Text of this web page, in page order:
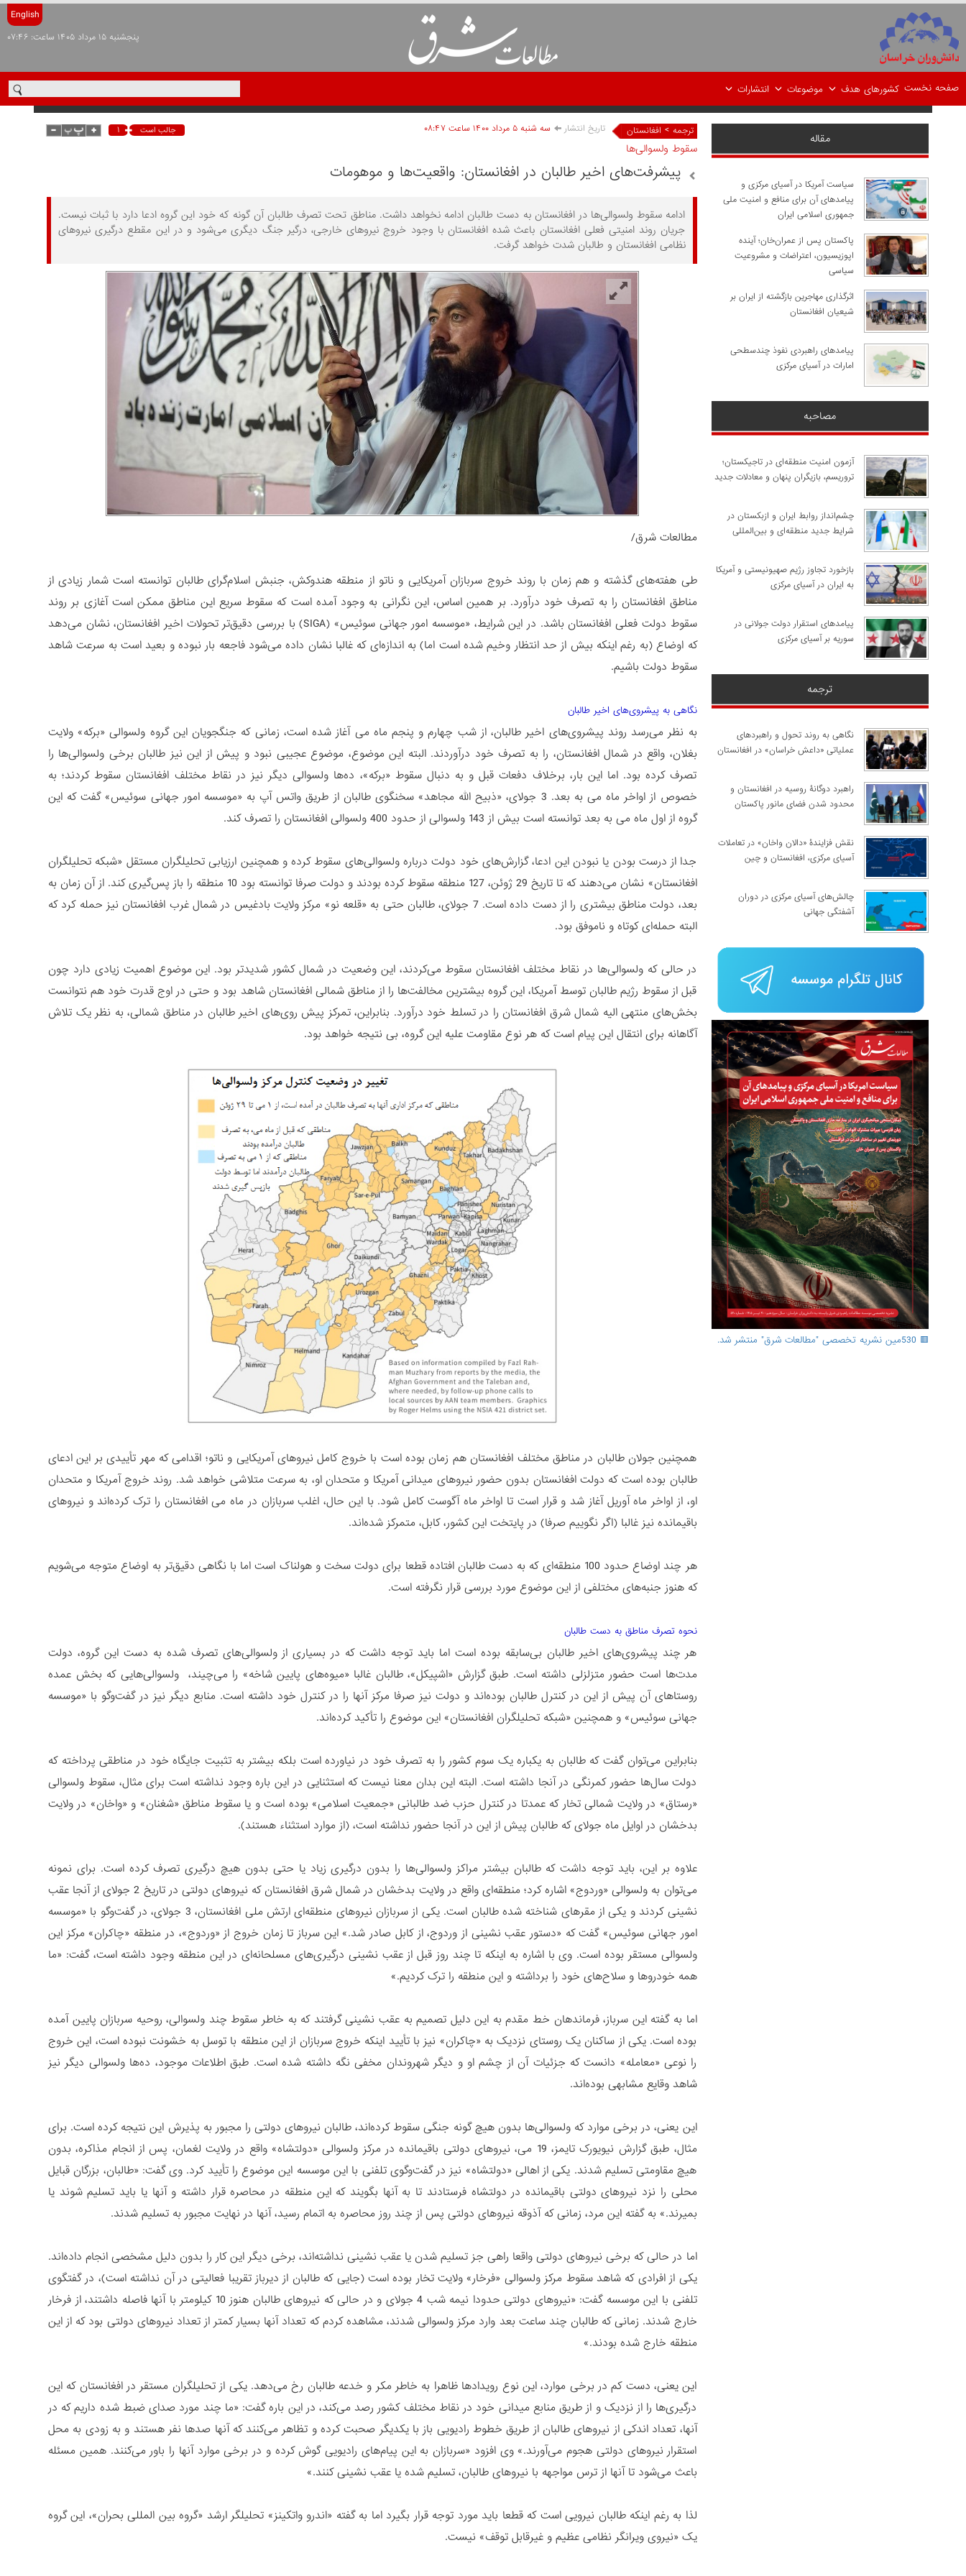
English
پنجشنبه ۱۵ مرداد ۱۴۰۵ ساعت: ۰۷:۴۶
صفحه نخست کشورهای هدف موضوعات انتشارات
ترجمه > افغانستان تاریخ انتشار سه شنبه ۵ مرداد ۱۴۰۰ ساعت ۰۸:۴۷ جالب است ۱
سقوط ولسوالی‌ها
پیشرفت‌های اخیر طالبان در افغانستان: واقعیت‌ها و موهومات
ادامه سقوط ولسوالی‌ها در افغانستان به دست طالبان ادامه نخواهد داشت. مناطق تحت تصرف طالبان آن گونه که خود این گروه ادعا دارد با ثبات نیست.
جریان روند امنیتی فعلی افغانستان باعث شده افغانستان با وجود خروج نیروهای خارجی، درگیر جنگ دیگری می‌شود و در این مقطع درگیری نیروهای
نظامی افغانستان و طالبان شدت خواهد گرفت.
مطالعات شرق/
طی هفته‌های گذشته و هم زمان با روند خروج سربازان آمریکایی و ناتو از منطقه هندوکش، جنبش اسلام‌گرای طالبان توانسته است شمار زیادی از
مناطق افغانستان را به تصرف خود درآورد. بر همین اساس، این نگرانی به وجود آمده است که سقوط سریع این مناطق ممکن است آغازی بر روند
سقوط دولت فعلی افغانستان باشد. در این شرایط، «موسسه امور جهانی سوئیس» (SIGA) با بررسی دقیق‌تر تحولات اخیر افغانستان، نشان می‌دهد
که اوضاع (به رغم اینکه بیش از حد انتظار وخیم شده است اما) به اندازه‌ای که غالبا نشان داده می‌شود فاجعه بار نبوده و بعید است به سرعت شاهد
سقوط دولت باشیم.
نگاهی به پیشر‌وی‌های اخیر طالبان
به نظر می‌رسد روند پیشروی‌های اخیر طالبان، از شب چهارم و پنجم ماه می آغاز شده است، زمانی که جنگجویان این گروه ولسوالی «برکه» ولایت
بغلان، واقع در شمال افغانستان، را به تصرف خود درآوردند. البته این موضوع، موضوع عجیبی نبود و پیش از این نیز طالبان برخی ولسوالی‌ها را
تصرف کرده بود. اما این بار، برخلاف دفعات قبل و به دنبال سقوط «برکه»، ده‌ها ولسوالی دیگر نیز در نقاط مختلف افغانستان سقوط کردند؛ به
خصوص از اواخر ماه می به بعد. 3 جولای، «ذبیح الله مجاهد» سخنگوی طالبان از طریق واتس آپ به «موسسه امور جهانی سوئیس» گفت که این
گروه از اول ماه می به بعد توانسته است بیش از 143 ولسوالی از حدود 400 ولسوالی افغانستان را تصرف کند.
جدا از درست بودن یا نبودن این ادعا، گزارش‌های خود دولت درباره ولسوالی‌های سقوط کرده و همچنین ارزیابی تحلیلگران مستقل «شبکه تحلیلگران
افغانستان» نشان می‌دهند که تا تاریخ 29 ژوئن، 127 منطقه سقوط کرده بودند و دولت صرفا توانسته بود 10 منطقه را باز پس‌گیری کند. از آن زمان به
بعد، دولت مناطق بیشتری را از دست داده است. 7 جولای، طالبان حتی به «قلعه نو» مرکز ولایت بادغیس در شمال غرب افغانستان نیز حمله کرد که
البته حمله‌ای کوتاه و ناموفق بود.
در حالی که ولسوالی‌ها در نقاط مختلف افغانستان سقوط می‌کردند، این وضعیت در شمال کشور شدیدتر بود. این موضوع اهمیت زیادی دارد چون
قبل از سقوط رژیم‌ طالبان توسط آمریکا، این گروه بیشترین مخالفت‌ها را از مناطق شمالی افغانستان شاهد بود و حتی در اوج قدرت خود هم نتوانست
بخش‌های منتهی الیه شمال شرق افغانستان را در تسلط خود درآورد. بنابراین، تمرکز پیش روی‌های اخیر طالبان در مناطق شمالی، به نظر یک تلاش
آگاهانه برای انتقال این پیام است که هر نوع مقاومت علیه این گروه، بی نتیجه خواهد بود.
همچنین جولان طالبان در مناطق مختلف افغانستان هم زمان بوده است با خروج کامل نیروهای آمریکایی و ناتو؛ اقدامی که مهر تأییدی بر این ادعای
طالبان بوده است که دولت افغانستان بدون حضور نیروهای میدانی آمریکا و متحدان او، به سرعت متلاشی خواهد شد. روند خروج آمریکا و متحدان
او، از اواخر ماه آوریل آغاز شد و قرار است تا اواخر ماه آگوست کامل شود. با این حال، اغلب سربازان در ماه می افغانستان را ترک کرده‌اند و نیروهای
باقیمانده نیز غالبا (اگر نگوییم صرفا) در پایتخت این کشور، کابل، متمرکز شده‌اند.
هر چند اوضاع حدود 100 منطقه‌ای که به دست طالبان افتاده قطعا برای دولت سخت و هولناک است اما با نگاهی دقیق‌تر به اوضاع متوجه می‌شویم
که هنوز جنبه‌های مختلفی از این موضوع مورد بررسی قرار نگرفته است.
نحوه تصرف مناطق به دست طالبان
هر چند پیشروی‌های اخیر طالبان بی‌سابقه بوده است اما باید توجه داشت که در بسیاری از ولسوالی‌های تصرف شده به دست این گروه، دولت
مدت‌ها است حضور متزلزلی داشته است. طبق گزارش «اشپیکل»، طالبان غالبا «میوه‌های پایین شاخه» را می‌چیند، ولسوالی‌هایی که بخش عمده
روستاهای آن پیش از این در کنترل طالبان بوده‌اند و دولت نیز صرفا مرکز آنها را در کنترل خود داشته است. منابع دیگر نیز در گفت‌وگو با «موسسه
جهانی سوئیس» و همچنین «شبکه تحلیلگران افغانستان» این موضوع را تأکید کرده‌اند.
بنابراین می‌توان گفت که طالبان به یکباره یک سوم کشور را به تصرف خود در نیاورده است بلکه بیشتر به تثبیت جایگاه خود در مناطقی پرداخته که
دولت سال‌ها حضور کمرنگی در آنجا داشته است. البته این بدان معنا نیست که استثنایی در این باره وجود نداشته است برای مثال، سقوط ولسوالی
«رستاق» در ولایت شمالی تخار که عمدتا در کنترل حزب ضد طالبانی «جمعیت اسلامی» بوده است و یا سقوط مناطق «شغنان» و «واخان» در ولایت
بدخشان در اوایل ماه جولای که طالبان پیش از این در آنجا حضور نداشته است، (از موارد استثناء هستند).
علاوه بر این، باید توجه داشت که طالبان بیشتر مراکز ولسوالی‌ها را بدون درگیری زیاد یا حتی بدون هیچ درگیری تصرف کرده است. برای نمونه
می‌توان به ولسوالی «وردوج» اشاره کرد؛ منطقه‌ای واقع در ولایت بدخشان در شمال شرق افغانستان که نیروهای دولتی در تاریخ 2 جولای از آنجا عقب
نشینی کردند و یکی از مقرهای شناخته شده طالبان است. یکی از سربازان نیروهای منطقه‌ای ارتش ملی افغانستان، 3 جولای، در گفت‌وگو با «موسسه
امور جهانی سوئیس» گفت که «دستور عقب نشینی از وردوج، از کابل صادر شد.» این سرباز تا زمان خروج از «وردوج»، در منطقه «چاکران» مرکز این
ولسوالی مستقر بوده است. وی با اشاره به اینکه تا چند روز قبل از عقب نشینی درگیری‌های مسلحانه‌ای در این منطقه وجود داشته است، گفت: «ما
همه خودروها و سلاح‌های خود را برداشته و این منطقه را ترک کردیم.»
اما به گفته این سرباز، فرماندهان خط مقدم به این دلیل تصمیم به عقب نشینی گرفتند که به خاطر سقوط چند ولسوالی، روحیه سربازان پایین آمده
بوده است. یکی از ساکنان یک روستای نزدیک به «چاکران» نیز با تأیید اینکه خروج سربازان از این منطقه با توسل به خشونت نبوده است، این خروج
را نوعی «معامله» دانست که جزئیات آن از چشم او و دیگر شهروندان مخفی نگه داشته شده است. طبق اطلاعات موجود، ده‌ها ولسوالی دیگر نیز
شاهد وقایع مشابهی بوده‌اند.
این یعنی، در برخی موارد که ولسوالی‌ها بدون هیچ گونه جنگی سقوط کرده‌اند، طالبان نیروهای دولتی را مجبور به پذیرش این نتیجه کرده است. برای
مثال، طبق گزارش نیویورک تایمز، 19 می، نیروهای دولتی باقیمانده در مرکز ولسوالی «دولتشاه» واقع در ولایت لغمان، پس از انجام مذاکره، بدون
هیچ مقاومتی تسلیم شدند. یکی از اهالی «دولتشاه» نیز در گفت‌وگوی تلفنی با این موسسه این موضوع را تأیید کرد. وی گفت: «طالبان، بزرگان قبایل
محلی را نزد نیروهای دولتی باقیمانده در دولتشاه فرستادند تا به آنها بگویند که این منطقه در محاصره قرار داشته و آنها یا باید تسلیم شوند یا
بمیرند.» به گفته این مرد، زمانی که آذوقه نیروهای دولتی پس از چند روز محاصره به اتمام رسید، آنها در نهایت مجبور به تسلیم شدند.
اما در حالی که برخی نیروهای دولتی واقعا راهی جز تسلیم شدن یا عقب نشینی نداشته‌اند، برخی دیگر این کار را بدون دلیل مشخصی انجام داده‌اند.
یکی از افرادی که شاهد سقوط مرکز ولسوالی «فرخار» ولایت تخار بوده است (جایی که طالبان از دیرباز تقریبا فعالیتی در آن نداشته است)، در گفتگوی
تلفنی با این موسسه گفت: «نیروهای دولتی حدودا نیمه شب 4 جولای و در حالی که نیروهای طالبان هنوز 10 کیلومتر با آنها فاصله داشتند، از فرخار
خارج شدند. زمانی که طالبان چند ساعت بعد وارد مرکز ولسوالی شدند، مشاهده کردم که تعداد آنها بسیار کمتر از تعداد نیروهای دولتی بود که از این
منطقه خارج شده بودند.»
این یعنی، دست کم در برخی موارد، این نوع رویدادها ظاهرا به خاطر مکر و خدعه طالبان رخ می‌دهد. یکی از تحلیلگران مستقر در افغانستان که این
درگیری‌ها را از نزدیک و از طریق منابع میدانی خود در نقاط مختلف کشور رصد می‌کند، در این باره گفت: «ما چند مورد صدای ضبط شده داریم که در
آنها، تعداد اندکی از نیروهای طالبان از طریق خطوط رادیویی باز با یکدیگر صحبت کرده و تظاهر می‌کنند که آنها صدها نفر هستند و به زودی به محل
استقرار نیروهای دولتی هجوم می‌آورند.» وی افزود «سربازان به این پیام‌های رادیویی گوش کرده و در برخی موارد آنها را باور می‌کنند. همین مسئله
باعث می‌شود تا آنها از ترس مواجهه با نیروهای طالبان، تسلیم شده یا عقب نشینی کنند.»
لذا به رغم اینکه طالبان نیرویی است که قطعا باید مورد توجه قرار بگیرد اما به گفته «اندرو واتکینز» تحلیلگر ارشد «گروه بین المللی بحران»، این گروه
یک «نیروی ویرانگر نظامی عظیم و غیرقابل توقف» نیست.
مقاله
سیاست آمریکا در آسیای مرکزی و
پیامدهای آن برای منافع و امنیت ملی
جمهوری اسلامی ایران
پاکستان پس از عمران‌خان؛ آینده
اپوزیسیون، اعتراضات و مشروعیت
سیاسی
اثرگذاری مهاجرین بازگشته از ایران بر
شیعیان افغانستان
پیامدهای راهبردی نفوذ چندسطحی
امارات در آسیای مرکزی
مصاحبه
آزمون امنیت منطقه‌ای در تاجیکستان؛
تروریسم، بازیگران پنهان و معادلات جدید
چشم‌انداز روابط ایران و ازبکستان در
شرایط جدید منطقه‌ای و بین‌المللی
​بازخورد تجاوز رژیم صهیونیستی و آمریکا
به ایران در آسیای مرکزی
پیامدهای استقرار دولت جولانی در
سوریه بر آسیای مرکزی
ترجمه
نگاهی به روند تحول و راهبردهای
عملیاتی «داعش خراسان» در افغانستان
راهبرد دوگانۀ روسیه در افغانستان و
محدود شدن فضای مانور پاکستان
نقش فزایندۀ «دالان واخان» در تعاملات
آسیای مرکزی، افغانستان و چین
چالش‌های آسیای مرکزی در دوران
آشفتگی جهانی
🟥 530مین نشریه تخصصی "مطالعات شرق" منتشر شد.